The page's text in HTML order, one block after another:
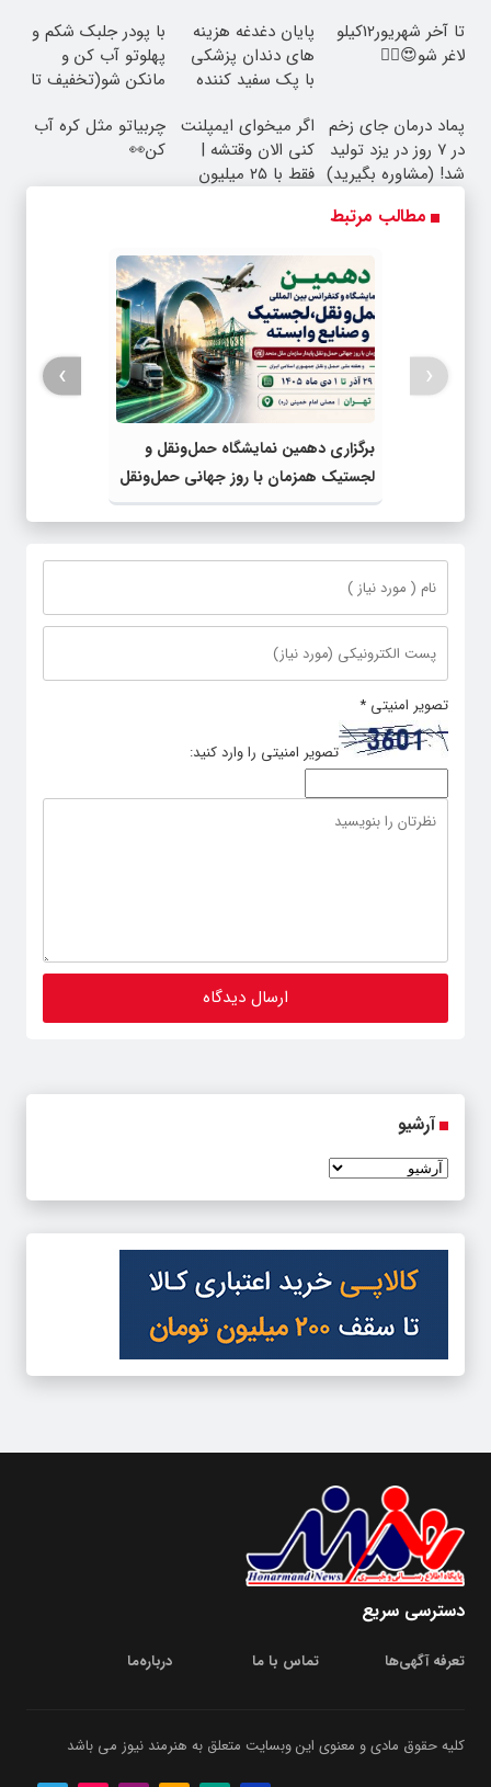
مجانیه
تا آخر شهریور12کیلو
لاغر شو😍👌🏻
پایان دغدغه هزینه
های دندان پزشکی
با پک سفید کننده
با پودر جلبک شکم و
پهلوتو آب کن و
مانکن شو(تخفیف تا
پماد درمان جای زخم
در ۷ روز در یزد تولید
شد! (مشاوره بگیرید)
اگر میخوای ایمپلنت
کنی الان وقتشه |
فقط با ۲۵ میلیون
چربیاتو مثل کره آب
کن👀
مطالب مرتبط
برگزاری دهمین نمایشگاه حمل‌ونقل و
لجستیک همزمان با روز جهانی حمل‌ونقل
پایدار سازمان ملل متحد
‹
›
تصویر امنیتی *
تصویر امنیتی را وارد کنید:
آرشیو
دسترسی سریع
تعرفه آگهی‌ها تماس با ما درباره‌‌ما
کلیه حقوق مادی و معنوی این وبسایت متعلق به هنرمند نیوز می باشد